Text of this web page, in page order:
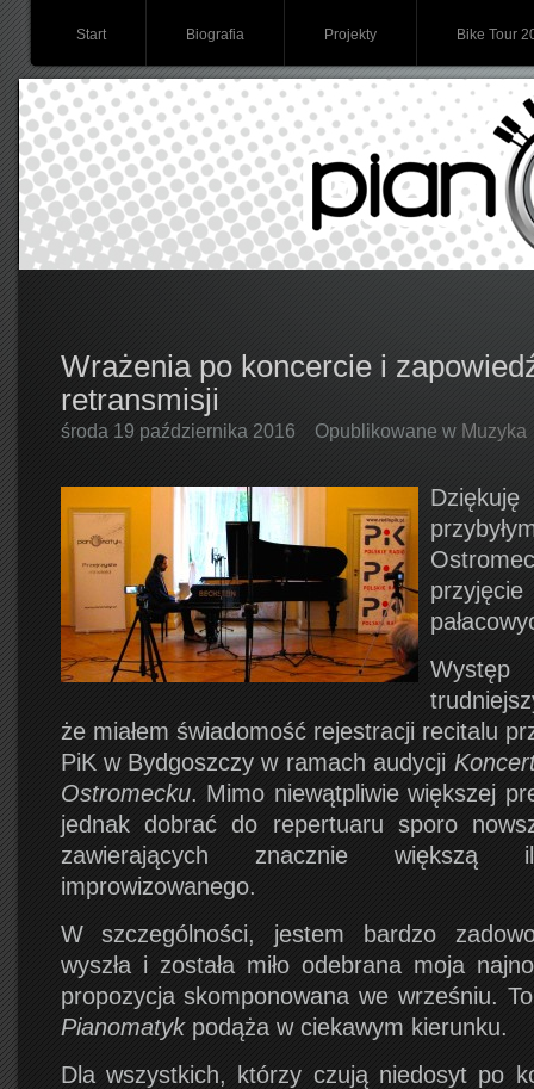
Start Biografia Projekty Bike Tour
Wrażenia po koncercie i
retransmisji
środa 19 października 2016 Opublikowane w Muzyka
że miałem świadomość rejestracji recitalu
PiK w Bydgoszczy w ramach audycji
Ostromecku. Mimo niewątpliwie większej
jednak dobrać do repertuaru sporo
zawierających znacznie większą
improwizowanego.
W szczególności, jestem bardzo
wyszła i została miło odebrana moja
propozycja skomponowana we wrześniu.
Pianomatykpodąża w ciekawym kierunku.
Dla wszystkich, którzy czują niedosyt po